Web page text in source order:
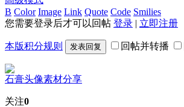
B Color Image Link Quote Code Smilies
您需要登录后才可以回帖 登录 | 立即注册
本版积分规则 发表回复 回帖并转播
石膏头像素材分享
关注0